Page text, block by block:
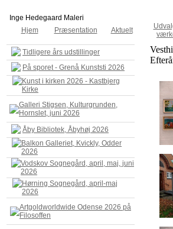
Inge Hedegaard Maleri
Hjem
Præsentation Aktuelt
Tidligere års udstillinger
På sporet - Grenå Kunststi 2026
Kunst i kirken 2026 - Kastbjerg
Kirke
Galleri Stigsen, Kulturgrunden,
Hornslet, juni 2026
Åby Bibliotek, Åbyhøj 2026
Balkon Galleriet, Kvickly, Odder
2026
Vodskov Sognegård, april, maj, juni
2026
Hørning Sognegård, april-maj
2026
Artgoldworldwide Odense 2026 på
Filosoffen